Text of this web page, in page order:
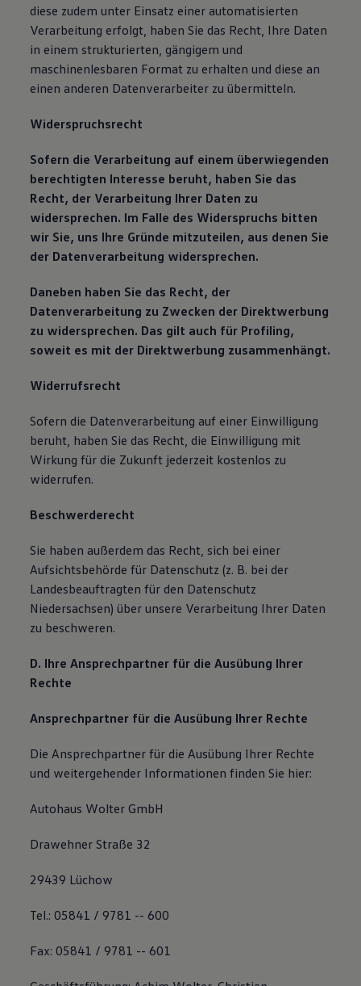
diese zudem unter Einsatz einer automatisierten
Verarbeitung erfolgt, haben Sie das Recht, Ihre Daten
in einem strukturierten, gängigem und
maschinenlesbaren Format zu erhalten und diese an
einen anderen Datenverarbeiter zu übermitteln.
Widerspruchsrecht
Sofern die Verarbeitung auf einem überwiegenden
berechtigten Interesse beruht, haben Sie das
Recht, der Verarbeitung Ihrer Daten zu
widersprechen. Im Falle des Widerspruchs bitten
wir Sie, uns Ihre Gründe mitzuteilen, aus denen Sie
der Datenverarbeitung widersprechen.
Daneben haben Sie das Recht, der
Datenverarbeitung zu Zwecken der Direktwerbung
zu widersprechen. Das gilt auch für Profiling,
soweit es mit der Direktwerbung zusammenhängt.
Widerrufsrecht
Sofern die Datenverarbeitung auf einer Einwilligung
beruht, haben Sie das Recht, die Einwilligung mit
Wirkung für die Zukunft jederzeit kostenlos zu
widerrufen.
Beschwerderecht
Sie haben außerdem das Recht, sich bei einer
Aufsichtsbehörde für Datenschutz (z. B. bei der
Landesbeauftragten für den Datenschutz
Niedersachsen) über unsere Verarbeitung Ihrer Daten
zu beschweren.
D. Ihre Ansprechpartner für die Ausübung Ihrer
Rechte
Ansprechpartner für die Ausübung Ihrer Rechte
Die Ansprechpartner für die Ausübung Ihrer Rechte
und weitergehender Informationen finden Sie hier:
Autohaus Wolter GmbH
Drawehner Straße 32
29439 Lüchow
Tel.: 05841 / 9781 -- 600
Fax: 05841 / 9781 -- 601